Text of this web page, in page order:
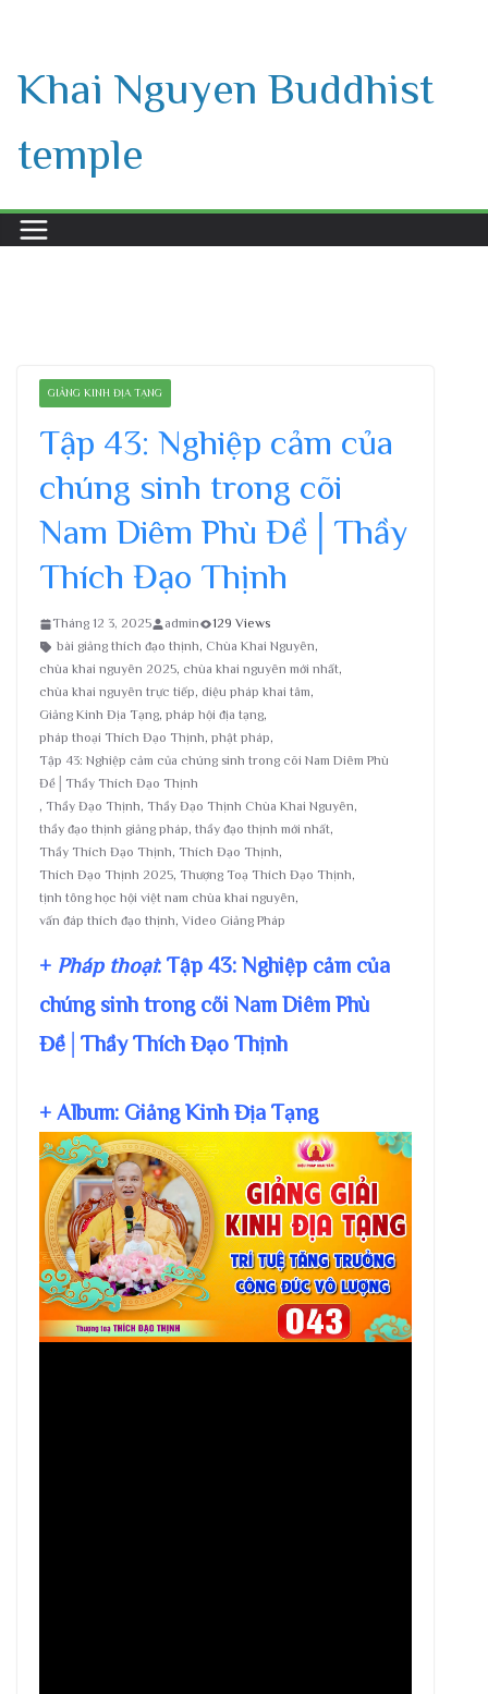
content
Khai Nguyen Buddhist
temple
GIẢNG KINH ĐỊA TẠNG
Tập 43: Nghiệp cảm của
chúng sinh trong cõi
Nam Diêm Phù Đề│Thầy
Thích Đạo Thịnh
Tháng 12 3, 2025 admin
129 Views
bài giảng thích đạo thịnh, Chùa Khai Nguyên,
chùa khai nguyên 2025, chùa khai nguyên mới nhất,
chùa khai nguyên trực tiếp, diệu pháp khai tâm,
Giảng Kinh Địa Tạng, pháp hội địa tạng,
pháp thoại Thích Đạo Thịnh, phật pháp,
Tập 43: Nghiệp cảm của chúng sinh trong cõi Nam Diêm Phù
Đề│Thầy Thích Đạo Thịnh
, Thầy Đạo Thịnh, Thầy Đạo Thịnh Chùa Khai Nguyên,
thầy đạo thịnh giảng pháp, thầy đạo thịnh mới nhất,
Thầy Thích Đạo Thịnh, Thích Đạo Thịnh,
Thích Đạo Thịnh 2025, Thượng Toạ Thích Đạo Thịnh,
tịnh tông học hội việt nam chùa khai nguyên,
vấn đáp thích đạo thịnh, Video Giảng Pháp
+ Pháp thoại: Tập 43: Nghiệp cảm của
chúng sinh trong cõi Nam Diêm Phù
Đề│Thầy Thích Đạo Thịnh
+ Album: Giảng Kinh Địa Tạng